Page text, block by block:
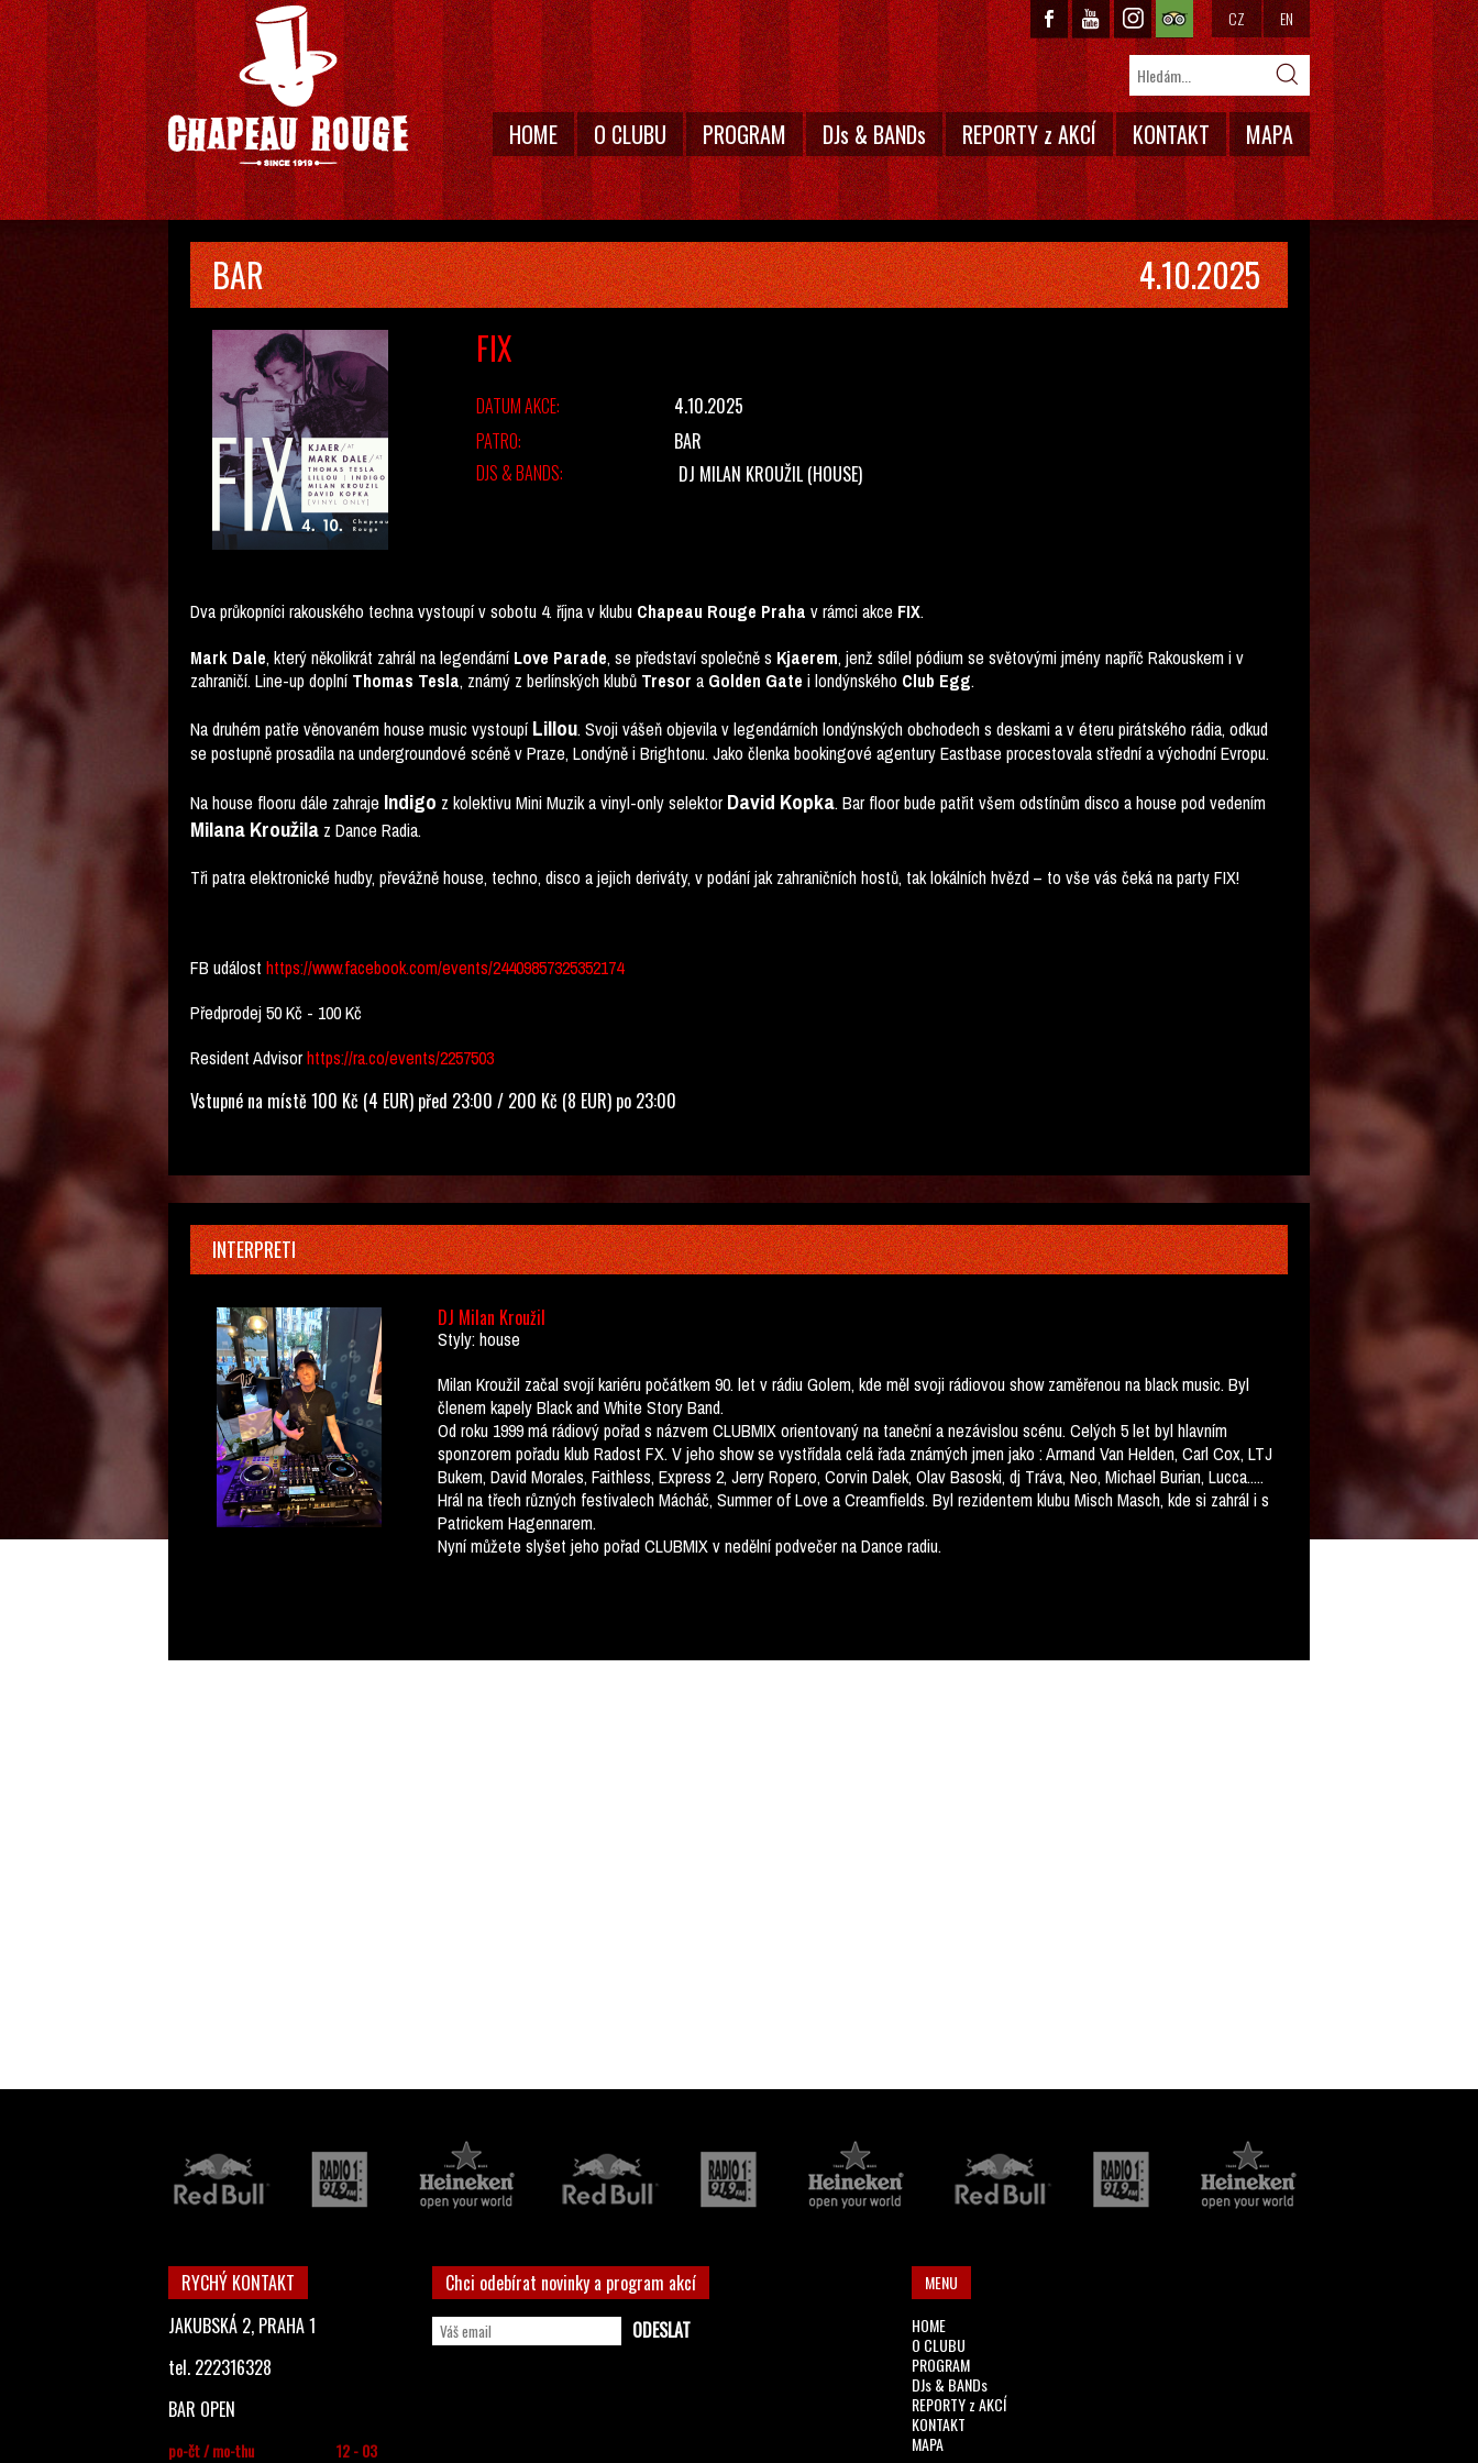
HOME O CLUBU PROGRAM DJs & BANDs REPORTY z AKCÍ KONTAKT MAPA
CZ EN
BAR 4.10.2025
FIX
DATUM AKCE:
4.10.2025
PATRO:
BAR
DJS & BANDS:
DJ MILAN KROUŽIL (HOUSE)
Dva průkopníci rakouského techna vystoupí v sobotu 4. října v klubu Chapeau Rouge Praha v rámci akce FIX.
Mark Dale, který několikrát zahrál na legendární Love Parade, se představí společně s Kjaerem, jenž sdílel pódium se světovými jmény napříč Rakouskem i v
zahraničí. Line-up doplní Thomas Tesla, známý z berlínských klubů Tresor a Golden Gate i londýnského Club Egg.
Na druhém patře věnovaném house music vystoupí Lillou. Svoji vášeň objevila v legendárních londýnských obchodech s deskami a v éteru pirátského rádia, odkud
se postupně prosadila na undergroundové scéně v Praze, Londýně i Brightonu. Jako členka bookingové agentury Eastbase procestovala střední a východní Evropu.
Na house flooru dále zahraje Indigo z kolektivu Mini Muzik a vinyl-only selektor David Kopka. Bar floor bude patřit všem odstínům disco a house pod vedením
Milana Kroužila z Dance Radia.
Tři patra elektronické hudby, převážně house, techno, disco a jejich deriváty, v podání jak zahraničních hostů, tak lokálních hvězd – to vše vás čeká na party FIX!
FB událost https://www.facebook.com/events/24409857325352174
Předprodej 50 Kč - 100 Kč
Resident Advisorhttps://ra.co/events/2257503
Vstupné na místě 100 Kč (4 EUR) před 23:00 / 200 Kč (8 EUR) po 23:00
INTERPRETI
DJ Milan Kroužil
Styly: house
Milan Kroužil začal svojí kariéru počátkem 90. let v rádiu Golem, kde měl svoji rádiovou show zaměřenou na black music. Byl
členem kapely Black and White Story Band.
Od roku 1999 má rádiový pořad s názvem CLUBMIX orientovaný na taneční a nezávislou scénu. Celých 5 let byl hlavním
sponzorem pořadu klub Radost FX. V jeho show se vystřídala celá řada známých jmen jako : Armand Van Helden, Carl Cox, LTJ
Bukem, David Morales, Faithless, Express 2, Jerry Ropero, Corvin Dalek, Olav Basoski, dj Tráva, Neo, Michael Burian, Lucca.....
Hrál na třech různých festivalech Mácháč, Summer of Love a Creamfields. Byl rezidentem klubu Misch Masch, kde si zahrál i s
Patrickem Hagennarem.
Nyní můžete slyšet jeho pořad CLUBMIX v nedělní podvečer na Dance radiu.
RYCHÝ KONTAKT
JAKUBSKÁ 2, PRAHA 1
tel. 222316328
BAR OPEN
po-čt / mo-thu
12 - 03
Chci odebírat novinky a program akcí
MENU
HOME
O CLUBU
PROGRAM
DJs & BANDs
REPORTY z AKCÍ
KONTAKT
MAPA